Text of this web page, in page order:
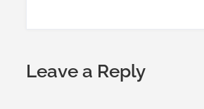
Leave a Reply